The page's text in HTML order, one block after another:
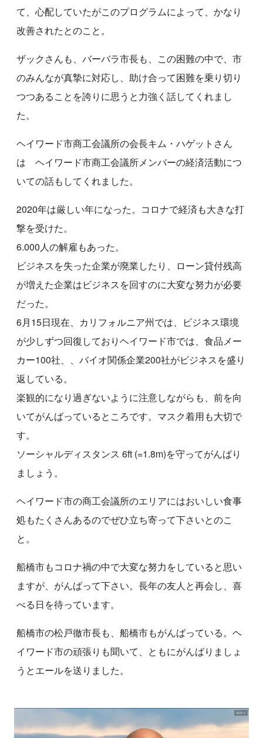
て、心配していたがこのプログラムによって、かなり
改善されたとのこと。
ザックさんも、バーバラ市長も、この困難の中で、市
のみんなが真摯に対応し、助け合って困難を乗り切り
つつあることを誇りに思うと力強く話してくれまし
た。
ヘイワード市商工会議所の会長キム・ハゲットさん
は ヘイワード市商工会議所メンバーの経済活動につ
いての話もしてくれました。
2020年は厳しい年になった。コロナで経済も大きな打
撃を受けた。
6.000人の解雇もあった。
ビジネスを失った企業が廃業したり、ローン貸付残高
が増えた企業はビジネスを回すのに大変な努力が必要
だった。
6月15日現在、カリフォルニア州では、ビジネス環境
が少しずつ回復しておりヘイワード市では、食品メー
カー100社、、バイオ関係企業200社がビジネスを盛り
返している。
楽観的になり過ぎないように注意しながらも、前を向
いてがんばっているところです。マスク着用も大切で
す。
ソーシャルディスタンス 6ft (=1.8m)を守ってがんばり
ましょう。
ヘイワード市の商工会議所のエリアにはおいしい食事
処もたくさんあるのでぜひ立ち寄って下さいとのこ
と。
船橋市もコロナ禍の中で大変な努力をしていると思い
ますが、がんばって下さい。長年の友人と再会し、喜
べる日を待っています。
船橋市の松戸徹市長も、船橋市もがんばっている。ヘ
イワード市の頑張りも聞いて、ともにがんばりましょ
うとエールを送りました。